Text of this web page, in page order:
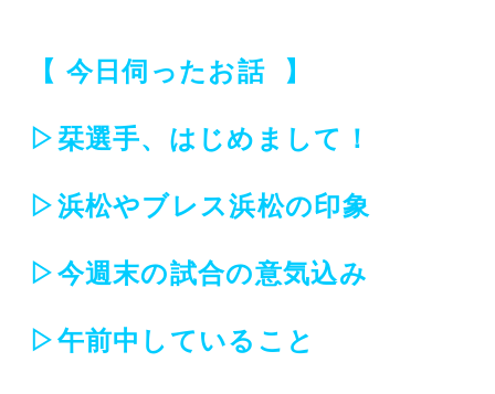
【 今日伺ったお話 】
▷栞選手、はじめまして！
▷浜松やブレス浜松の印象
▷今週末の試合の意気込み
▷午前中していること